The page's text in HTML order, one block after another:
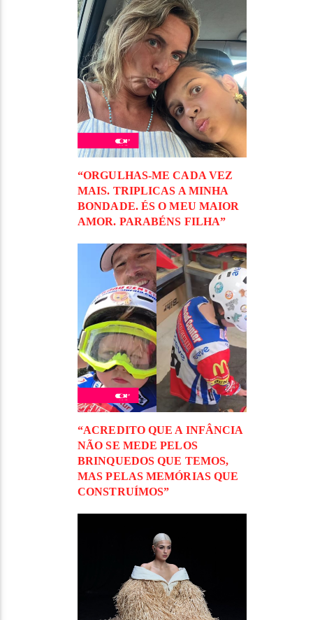
“ORGULHAS-ME CADA VEZ
MAIS. TRIPLICAS A MINHA
BONDADE. ÉS O MEU MAIOR
AMOR. PARABÉNS FILHA”
“ACREDITO QUE A INFÂNCIA
NÃO SE MEDE PELOS
BRINQUEDOS QUE TEMOS,
MAS PELAS MEMÓRIAS QUE
CONSTRUÍMOS”